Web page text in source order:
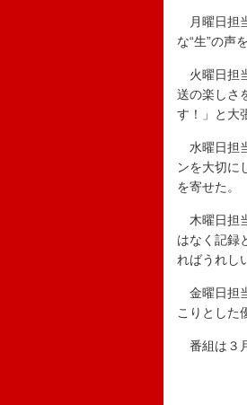
月曜日担
な“生”の声
火曜日担
送の楽しさ
す！」と大
水曜日担
ンを大切に
を寄せた。
木曜日担
はなく記録
ればうれし
金曜日担
こりとした
番組は３